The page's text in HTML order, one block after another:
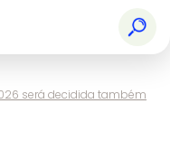
será decidida também